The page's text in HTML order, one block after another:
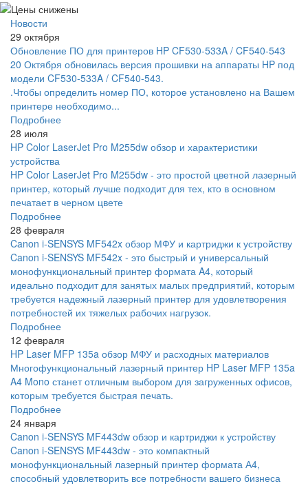
Новости
29 октября
Обновление ПО для принтеров HP CF530-533A / CF540-543
20 Октября обновилась версия прошивки на аппараты HP под
модели CF530-533A / CF540-543.
.Чтобы определить номер ПО, которое установлено на Вашем
принтере необходимо...
Подробнее
28 июля
HP Color LaserJet Pro M255dw обзор и характеристики
устройства
HP Color LaserJet Pro M255dw - это простой цветной лазерный
принтер, который лучше подходит для тех, кто в основном
печатает в черном цвете
Подробнее
28 февраля
Canon i-SENSYS MF542x обзор МФУ и картриджи к устройству
Canon i-SENSYS MF542x - это быстрый и универсальный
монофункциональный принтер формата A4, который
идеально подходит для занятых малых предприятий, которым
требуется надежный лазерный принтер для удовлетворения
потребностей их тяжелых рабочих нагрузок.
Подробнее
12 февраля
HP Laser MFP 135a обзор МФУ и расходных материалов
Многофункциональный лазерный принтер HP Laser MFP 135a
A4 Mono станет отличным выбором для загруженных офисов,
которым требуется быстрая печать.
Подробнее
24 января
Canon i-SENSYS MF443dw обзор и картриджи к устройству
Canon i-SENSYS MF443dw - это компактный
монофункциональный лазерный принтер формата А4,
способный удовлетворить все потребности вашего бизнеса